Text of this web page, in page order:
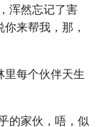
浑然忘记了害
来帮我，那，
里每个伙伴天生
的家伙，唔，似